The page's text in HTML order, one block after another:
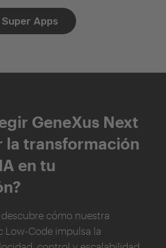
Apps
GeneXus Next
la transformación
en tu
cómo nuestra
Low-Code impulsa la